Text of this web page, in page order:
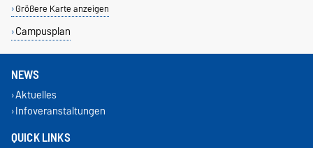
Größere Karte anzeigen
Campusplan
NEWS
Aktuelles
Infoveranstaltungen
QUICK LINKS